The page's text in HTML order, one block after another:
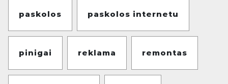
paskolos paskolos internetu
pinigai reklama remontas